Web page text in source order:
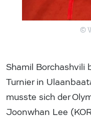
©
Shamil Borchashvili
Turnier in
musste sich der
Joonwhan Lee